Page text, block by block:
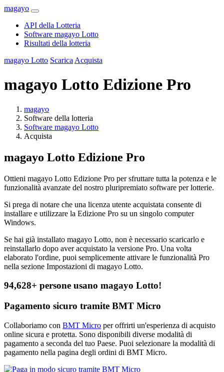
magayo
API della Lotteria
Software magayo Lotto
Risultati della lotteria
magayo Lotto Scarica Acquista
magayo Lotto Edizione Pro
magayo
Software della lotteria
Software magayo Lotto
Acquista
magayo Lotto Edizione Pro
Ottieni magayo Lotto Edizione Pro per sfruttare tutta la potenza e le
funzionalità avanzate del nostro pluripremiato software per lotterie.
Si prega di notare che una licenza utente acquistata consente di
installare e utilizzare la Edizione Pro su un singolo computer
Windows.
Se hai già installato magayo Lotto, non è necessario scaricarlo e
reinstallarlo dopo aver acquistato la versione Pro. Una volta
elaborato l'ordine, puoi semplicemente attivare le funzionalità Pro
nella sezione Impostazioni di magayo Lotto.
94,628+ persone usano magayo Lotto!
Pagamento sicuro tramite BMT Micro
Collaboriamo con BMT Micro per offrirti un'esperienza di acquisto
online sicura e protetta. Sono disponibili diverse modalità di
pagamento a seconda del tuo Paese. Puoi selezionare la modalità di
pagamento nella pagina degli ordini di BMT Micro.